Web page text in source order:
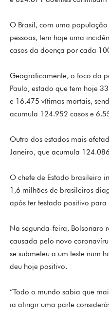
O Brasil, com uma
pessoas, tem hoje uma
casos da doença por cada
Geograficamente, o foco da
Paulo, estado que tem hoje
e 16.475 vítimas mortais,
acumula 124.952 casos e
Outro dos estados mais
Janeiro, que acumula
O chefe de Estado brasileiro
1,6 milhões de brasileiros
após ter testado positivo para
Na segunda-feira, Bolsonaro
causada pelo novo
se submeteu a um teste num
deu hoje positivo.
“Todo o mundo sabia que
ia atingir uma parte